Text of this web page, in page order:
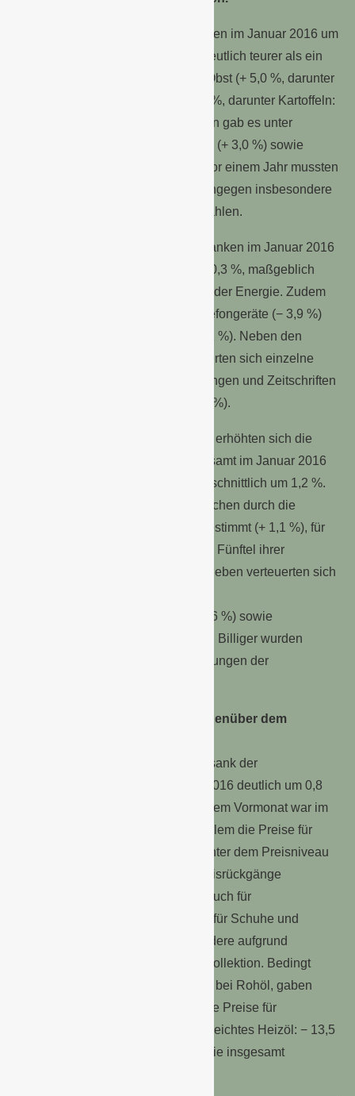
lagen im Januar 2016 um
0,9 % höher als im Januar 2015. Deutlich teurer als ein
Jahr zuvor waren im Januar 2016 Obst (+ 5,0 %, darunter
Äpfel: + 8,4 %) und Gemüse (+ 3,6 %, darunter Kartoffeln:
+ 30,5 %). Weitere Preiserhöhungen gab es unter
anderem bei Fisch und Fischwaren (+ 3,0 %) sowie
Süßwaren (+ 1,5 %). Weniger als vor einem Jahr mussten
die Verbraucher im Januar 2016 hingegen insbesondere
für Molkereiprodukte (− 4,1 %) bezahlen.
sanken im Januar 2016
im Vergleich zum Januar 2015 um 0,3 %, maßgeblich
bestimmt durch den Preisrückgang der Energie. Zudem
verbilligten sich unter anderem Telefongeräte (− 3,9 %)
sowie Kaffee, Tee und Kakao (− 2,1 %). Neben den
Nahrungsmitteln insgesamt verteuerten sich einzelne
Waren deutlich, zum Beispiel Zeitungen und Zeitschriften
(+ 4,9 %) sowie Tabakwaren (+ 3,8 %).
Gemessen an der Gesamtteuerung erhöhten sich die
insgesamt im Januar 2016
gegenüber Januar 2015 überdurchschnittlich um 1,2 %.
Diese Teuerung wurde im Wesentlichen durch die
Erhöhung bei der Nettokaltmiete bestimmt (+ 1,1 %), für
die die privaten Haushalte etwa ein Fünftel ihrer
Konsumausgaben verwenden. Daneben verteuerten sich
Verpflegungsdienstleistungen (+ 2,6 %) sowie
Verkehrsdienstleistungen (+ 1,6 %). Billiger wurden
hingegen insbesondere Dienstleistungen der
Veränderung im Januar 2016 gegenüber dem
Im Vergleich zum Dezember 2015 sank der
Verbraucherpreisindex im Januar 2016 deutlich um 0,8
%. Der Preisrückgang gegenüber dem Vormonat war im
Wesentlichen saisonbedingt: Vor allem die Preise für
Pauschalreisen (− 19,2 %) lagen unter dem Preisniveau
des Urlaubsmonats Dezember. Preisrückgänge
gegenüber dem Vormonat gab es auch für
Bekleidungsartikel (− 4,7 %) sowie für Schuhe und
Schuhzubehör (− 4,0 %), insbesondere aufgrund
zahlreicher Rabatte auf die Winterkollektion. Bedingt
durch den anhaltenden Preisverfall bei Rohöl, gaben
binnen Monatsfrist zudem erneut die Preise für
Mineralölprodukte (− 5,9 %, davon leichtes Heizöl: − 13,5
%; Kraftstoffe: − 4,0 %) nach. Energie insgesamt